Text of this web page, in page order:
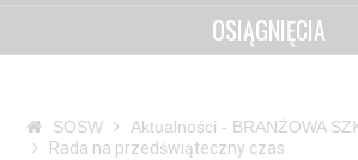
OSIĄGNIĘCIA
SOSW
Aktualności - BRANŻOWA
Rada na przedświąteczny czas